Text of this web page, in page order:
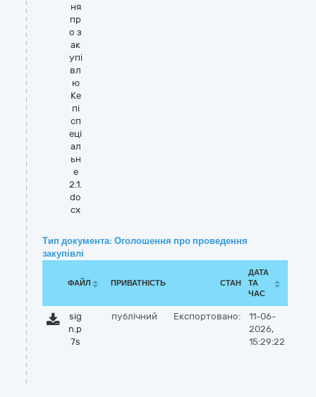
ня
пр
о з
ак
упі
вл
ю
Ке
пі
сп
еці
ал
ьн
е
2.1.
do
cx
Тип документа: Оголошення про проведення
закупівлі
ФАЙЛ ПРИВАТНІСТЬ СТАН
ДАТА
ТА
ЧАС
sig
n.p
7s
публічний Експортовано:
11-06-
2026,
15:29:22